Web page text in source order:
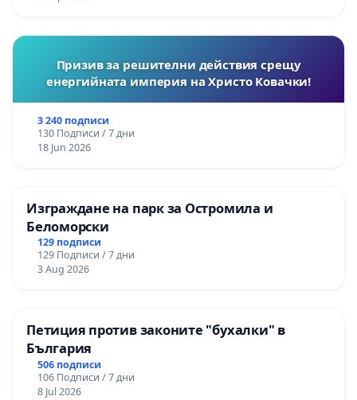
Призив за решителни действия срещу
енергийната империя на Христо Ковачки!
3 240 подписи
130 Подписи / 7 дни
18 Jun 2026
Изграждане на парк за Остромила и
Беломорски
129 подписи
129 Подписи / 7 дни
3 Aug 2026
Петиция против законите "бухалки" в
България
506 подписи
106 Подписи / 7 дни
8 Jul 2026